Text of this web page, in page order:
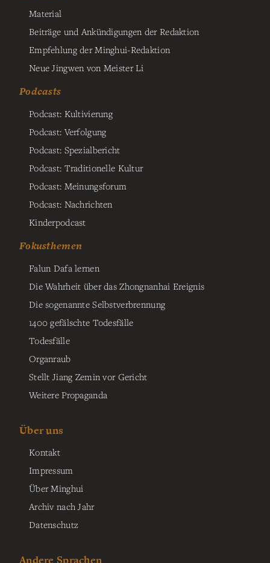
Material
Beiträge und Ankündigungen der Redaktion
Empfehlung der Minghui-Redaktion
Neue Jingwen von Meister Li
Podcasts
Podcast: Kultivierung
Podcast: Verfolgung
Podcast: Spezialbericht
Podcast: Traditionelle Kultur
Podcast: Meinungsforum
Podcast: Nachrichten
Kinderpodcast
Fokusthemen
Falun Dafa lernen
Die Wahrheit über das Zhongnanhai Ereignis
Die sogenannte Selbstverbrennung
1400 gefälschte Todesfälle
Todesfälle
Organraub
Stellt Jiang Zemin vor Gericht
Weitere Propaganda
Über uns
Kontakt
Impressum
Über Minghui
Archiv nach Jahr
Datenschutz
Andere Sprachen